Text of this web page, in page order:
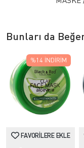
Bunları da
FAVORILERE EKLE
%14 İNDIRIM